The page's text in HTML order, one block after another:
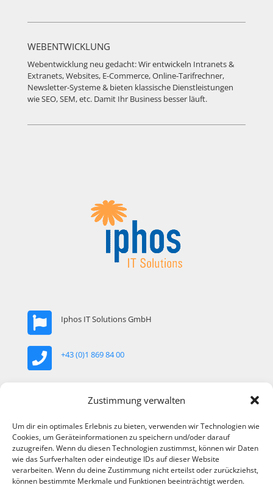
Zustimmung verwalten
Um dir ein optimales Erlebnis zu bieten, verwenden wir Technologien wie
Cookies, um Geräteinformationen zu speichern und/oder darauf
zuzugreifen. Wenn du diesen Technologien zustimmst, können wir Daten
wie das Surfverhalten oder eindeutige IDs auf dieser Website
verarbeiten. Wenn du deine Zustimmung nicht erteilst oder zurückziehst,
können bestimmte Merkmale und Funktionen beeinträchtigt werden.
WEBENTWICKLUNG
Webentwicklung neu gedacht: Wir entwickeln Intranets &
Extranets, Websites, E-Commerce, Online-Tarifrechner,
Newsletter-Systeme & bieten klassische Dienstleistungen
wie SEO, SEM, etc. Damit Ihr Business besser läuft.
Iphos IT Solutions GmbH
+43 (0)1 869 84 00
office@iphos.com
Khekgasse 35, 1230 Wien, Österreich